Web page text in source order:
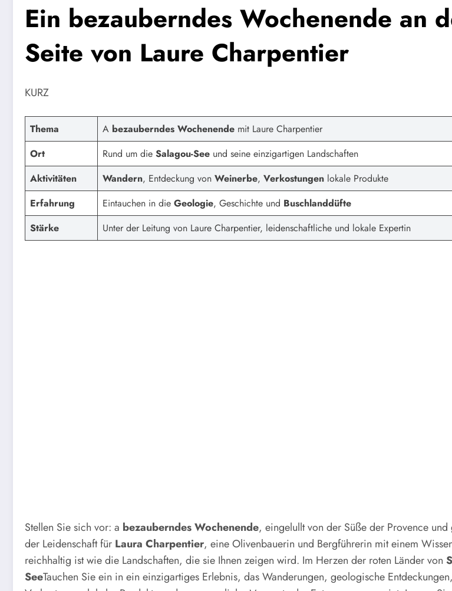
Ein bezauberndes Wochenende an
Seite von Laure Charpentier
KURZ
Thema A bezauberndes Wochenende mit Laure Charpentier
Ort
Rund um die Salagou-See und seine einzigartigen Landschaften
Aktivitäten
Wandern, Entdeckung von Weinerbe, Verkostungen lokale Produkte
Erfahrung
Eintauchen in die Geologie, Geschichte und Buschlanddüfte
Stärke
Unter der Leitung von Laure Charpentier, leidenschaftliche und lokale Expertin
Stellen Sie sich vor: a bezauberndes Wochenende, eingelullt von der Süße der Provence und
der Leidenschaft für Laura Charpentier, eine Olivenbauerin und Bergführerin mit einem
reichhaltig ist wie die Landschaften, die sie Ihnen zeigen wird. Im Herzen der roten Länder von
SeeTauchen Sie ein in ein einzigartiges Erlebnis, das Wanderungen, geologische Entdeckungen,